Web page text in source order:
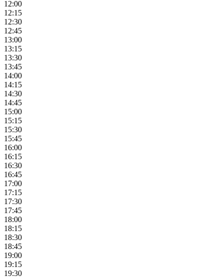
12:00
12:15
12:30
12:45
13:00
13:15
13:30
13:45
14:00
14:15
14:30
14:45
15:00
15:15
15:30
15:45
16:00
16:15
16:30
16:45
17:00
17:15
17:30
17:45
18:00
18:15
18:30
18:45
19:00
19:15
19:30